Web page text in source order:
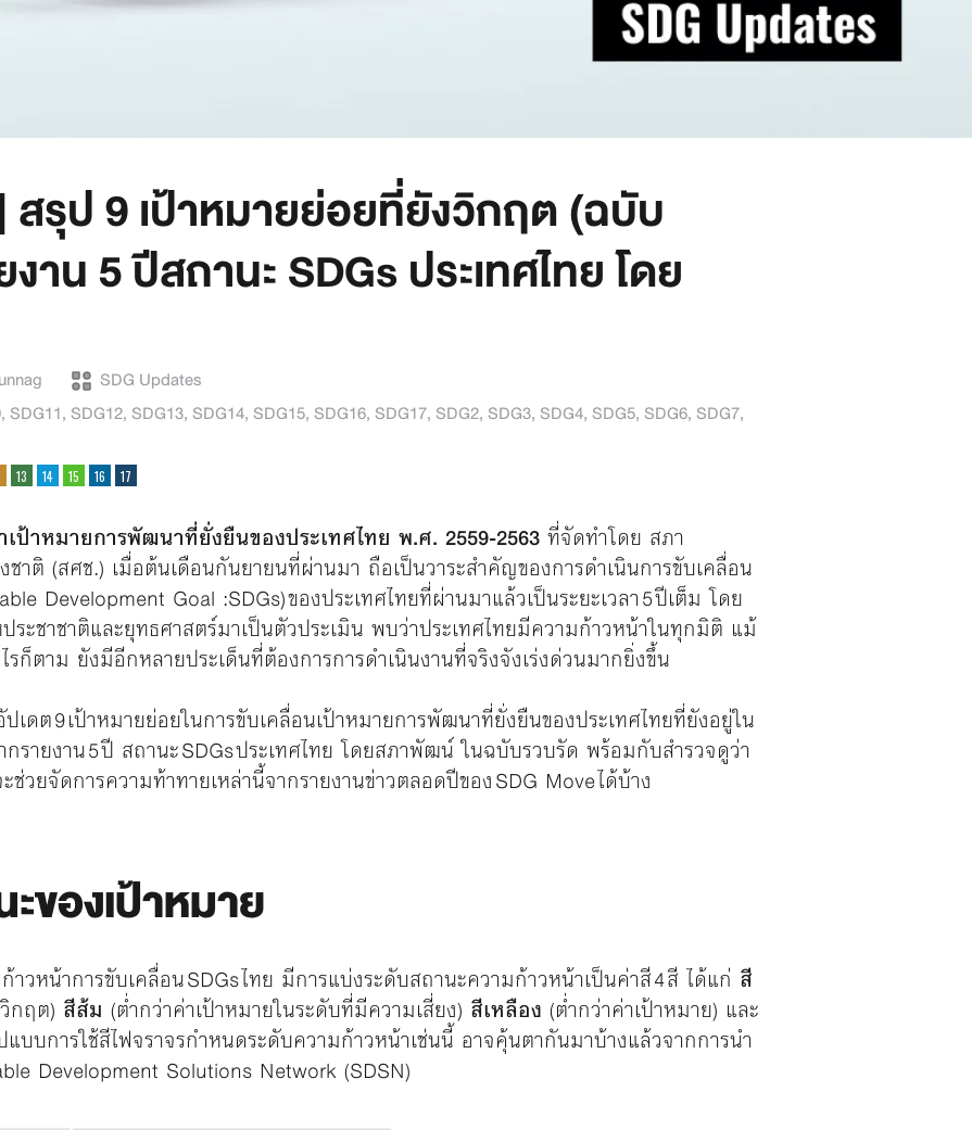
สรุป 9 เป้าหมายย่อยที่ยังวิกฤต (ฉบับ
าน 5 ปีสถานะ SDGs ประเทศไทย โดย
SDG Updates
, SDG11, SDG12, SDG13, SDG14, SDG15, SDG16, SDG17, SDG2, SDG3, SDG4, SDG5, SDG6, SDG7,
ป้าหมายการพัฒนาที่ยั่งยืนของประเทศไทย พ.ศ. 2559-2563 ที่จัดทำโดย สภา
าติ (สศช.) เมื่อต้นเดือนกันยายนที่ผ่านมา ถือเป็นวาระสำคัญของการดำเนินการขับเคลื่อน
Development Goal :SDGs) ของประเทศไทยที่ผ่านมาแล้วเป็นระยะเวลา 5 ปีเต็ม โดย
ระชาชาติและยุทธศาสตร์มาเป็นตัวประเมิน พบว่าประเทศไทยมีความก้าวหน้าในทุกมิติ แม้
รก็ตาม ยังมีอีกหลายประเด็นที่ต้องการการดำเนินงานที่จริงจังเร่งด่วนมากยิ่งขึ้น
ดต 9 เป้าหมายย่อยในการขับเคลื่อนเป้าหมายการพัฒนาที่ยั่งยืนของประเทศไทยที่ยังอยู่ใน
รายงาน 5 ปี สถานะ SDGs ประเทศไทย โดยสภาพัฒน์ ในฉบับรวบรัด พร้อมกับสำรวจดูว่า
ช่วยจัดการความท้าทายเหล่านี้จากรายงานข่าวตลอดปีของ SDG Move ได้บ้าง
ของเป้าหมาย
าวหน้าการขับเคลื่อน SDGs ไทย มีการแบ่งระดับสถานะความก้าวหน้าเป็นค่าสี 4 สี ได้แก่ สี
กฤต) สีส้ม (ต่ำกว่าค่าเป้าหมายในระดับที่มีความเสี่ยง) สีเหลือง (ต่ำกว่าค่าเป้าหมาย) และ
แบบการใช้สีไฟจราจรกำหนดระดับความก้าวหน้าเช่นนี้ อาจคุ้นตากันมาบ้างแล้วจากการนำ
Development Solutions Network (SDSN)